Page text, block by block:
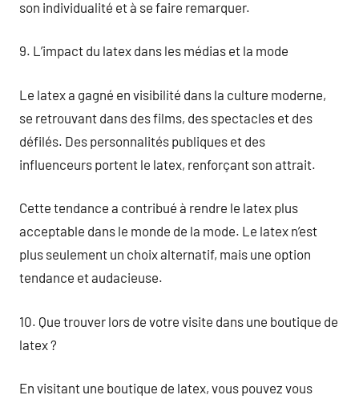
son individualité et à se faire remarquer.
9. L’impact du latex dans les médias et la mode
Le latex a gagné en visibilité dans la culture moderne,
se retrouvant dans des films, des spectacles et des
défilés. Des personnalités publiques et des
influenceurs portent le latex, renforçant son attrait.
Cette tendance a contribué à rendre le latex plus
acceptable dans le monde de la mode. Le latex n’est
plus seulement un choix alternatif, mais une option
tendance et audacieuse.
10. Que trouver lors de votre visite dans une boutique de
latex ?
En visitant une boutique de latex, vous pouvez vous